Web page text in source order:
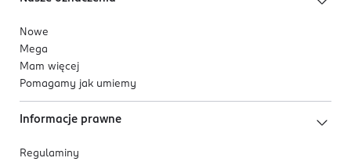
Nowe
Mega
Mam więcej
Pomagamy jak umiemy
Informacje prawne
Regulaminy